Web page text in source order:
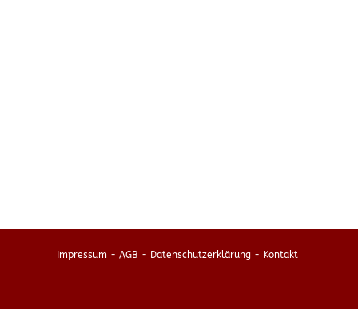
Impressum - AGB - Datenschutzerklärung - Kontakt